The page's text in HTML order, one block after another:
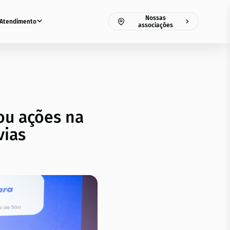
Atendimento
Nossas
associações
ações na